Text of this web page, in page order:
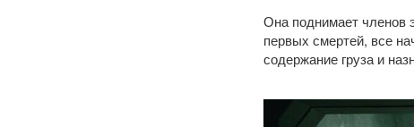
Она поднимает членов
первых смертей, все
содержание груза и